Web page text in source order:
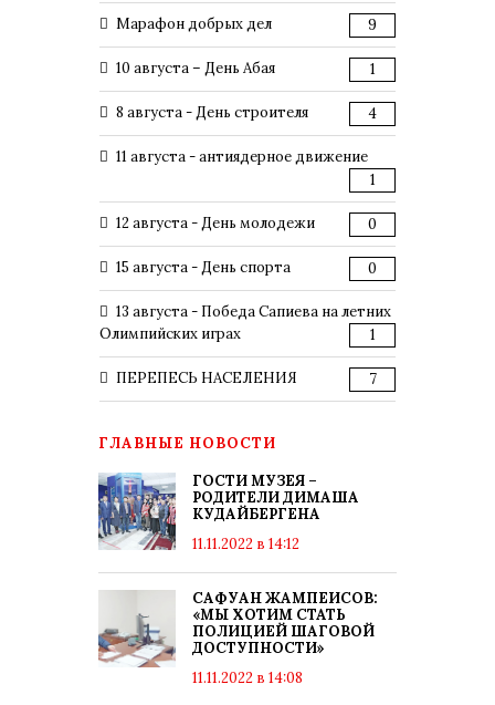
Марафон добрых дел 9
10 августа – День Абая 1
8 августа - День строителя 4
11 августа - антиядерное движение
1
12 августа - День молодежи 0
15 августа - День спорта 0
13 августа - Победа Сапиева на летних
Олимпийских играх
1
ПЕРЕПЕСЬ НАСЕЛЕНИЯ 7
ГЛАВНЫЕ НОВОСТИ
ГОСТИ МУЗЕЯ –
РОДИТЕЛИ ДИМАША
КУДАЙБЕРГЕНА
11.11.2022 в 14:12
САФУАН ЖАМПЕИСОВ:
«МЫ ХОТИМ СТАТЬ
ПОЛИЦИЕЙ ШАГОВОЙ
ДОСТУПНОСТИ»
11.11.2022 в 14:08